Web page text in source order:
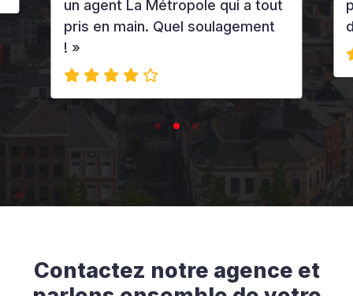
pas seuls car nous aurions
dépensé une énergie folle ! »
Contactez notre agence et